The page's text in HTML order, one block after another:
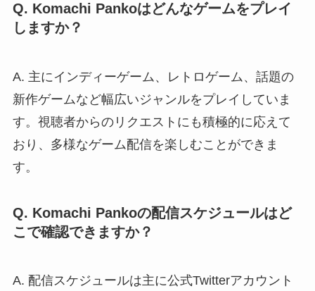
Q. Komachi Pankoはどんなゲームをプレイ
しますか？
A. 主にインディーゲーム、レトロゲーム、話題の
新作ゲームなど幅広いジャンルをプレイしていま
す。視聴者からのリクエストにも積極的に応えて
おり、多様なゲーム配信を楽しむことができま
す。
Q. Komachi Pankoの配信スケジュールはど
こで確認できますか？
A. 配信スケジュールは主に公式Twitterアカウント